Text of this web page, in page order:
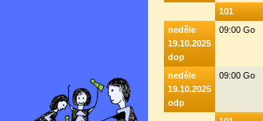
101
neděle
19.10.2025
dop
09:00 Go
neděle
19.10.2025
odp
09:00 Go